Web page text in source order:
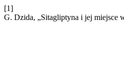
[1]
G. Dzida, „Sitagliptyna i jej miejsce